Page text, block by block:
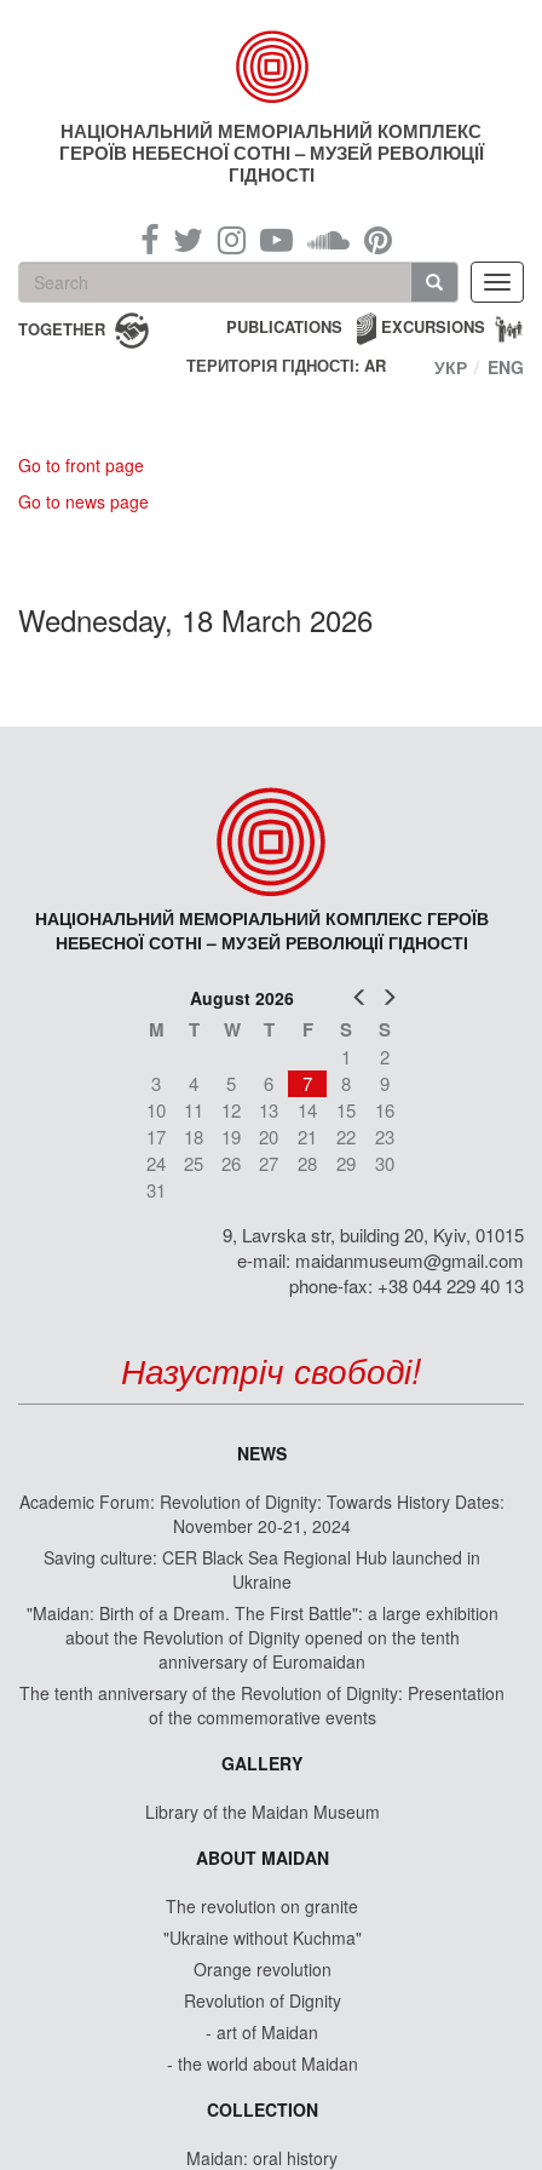
НАЦІОНАЛЬНИЙ МЕМОРІАЛЬНИЙ КОМПЛЕКС
ГЕРОЇВ НЕБЕСНОЇ СОТНІ – МУЗЕЙ РЕВОЛЮЦІЇ
ГІДНОСТІ
Search
form
Search
TOGETHER EXCURSIONS
PUBLICATIONS
ТЕРИТОРІЯ ГІДНОСТІ: AR
УКР ENG
Go to front page
Go to news page
Wednesday, 18 March 2026
НАЦІОНАЛЬНИЙ МЕМОРІАЛЬНИЙ КОМПЛЕКС ГЕРОЇВ
НЕБЕСНОЇ СОТНІ – МУЗЕЙ РЕВОЛЮЦІЇ ГІДНОСТІ
Prev
August 2026
M T W T F S S
1
2
3
4 5 6 7 8
9
10
11 12 13 14 15
16
17
18 19 20 21 22
23
24
25 26 27 28 29
30
31
9, Lavrska str, building 20, Kyiv, 01015
e-mail: maidanmuseum@gmail.com
phone-fax: +38 044 229 40 13
Назустріч свободі!
NEWS
Academic Forum: Revolution of Dignity: Towards History Dates:
November 20-21, 2024
Saving culture: CER Black Sea Regional Hub launched in
Ukraine
"Maidan: Birth of a Dream. The First Battle": a large exhibition
about the Revolution of Dignity opened on the tenth
anniversary of Euromaidan
The tenth anniversary of the Revolution of Dignity: Presentation
of the commemorative events
GALLERY
Library of the Maidan Museum
ABOUT MAIDAN
The revolution on granite
"Ukraine without Kuchma"
Orange revolution
Revolution of Dignity
- art of Maidan
- the world about Maidan
COLLECTION
Maidan: oral history